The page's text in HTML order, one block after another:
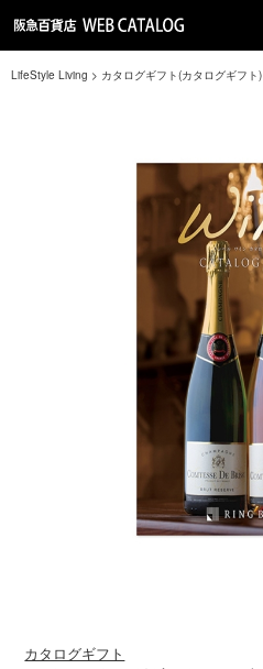
LifeStyle Living > カタログギフト(カタログギフト)
カタログギフト